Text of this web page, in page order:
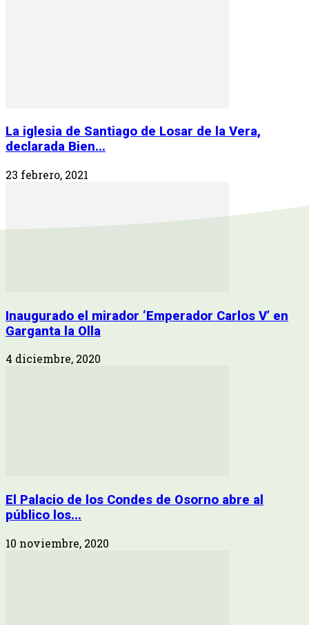
La iglesia de Santiago de Losar de la Vera,
declarada Bien...
23 febrero, 2021
Inaugurado el mirador ‘Emperador Carlos V’ en
Garganta la Olla
4 diciembre, 2020
El Palacio de los Condes de Osorno abre al
público los...
10 noviembre, 2020